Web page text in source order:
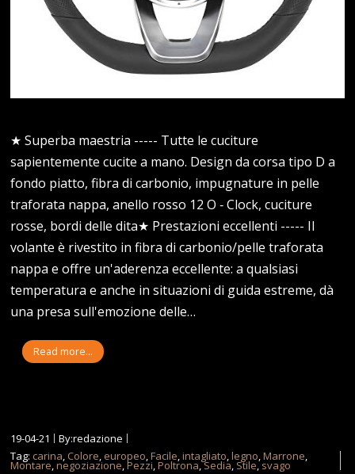
★ Superba maestria ----- Tutte le cuciture
sapientemente cucite a mano. Design da corsa tipo D a
fondo piatto, fibra di carbonio, impugnature in pelle
traforata nappa, anello rosso 12 O ‑ Clock, cuciture
rosse, bordi delle dita★ Prestazioni eccellenti ----- Il
volante è rivestito in fibra di carbonio/pelle traforata
nappa e offre un'aderenza eccellente: a qualsiasi
temperatura e anche in situazioni di guida estreme, dà
una presa sull'emozione delle…
Read more...
19-04-21
By:redazione
Tag: carina, Colore, europeo,Facile,intagliato,legno,Marrone,
Montare,negoziazione, Pezzi,Poltrona,Sedia, Stile,svago